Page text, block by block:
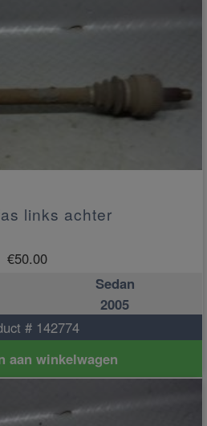
links achter
€50.00
Sedan
2005
# 142774
aan winkelwagen